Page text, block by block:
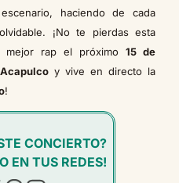
haciendo de cada
¡No te pierdas esta
mejor rap el próximo 15 de
y vive en directo la
!
CONCIERTO?
EN TUS REDES!